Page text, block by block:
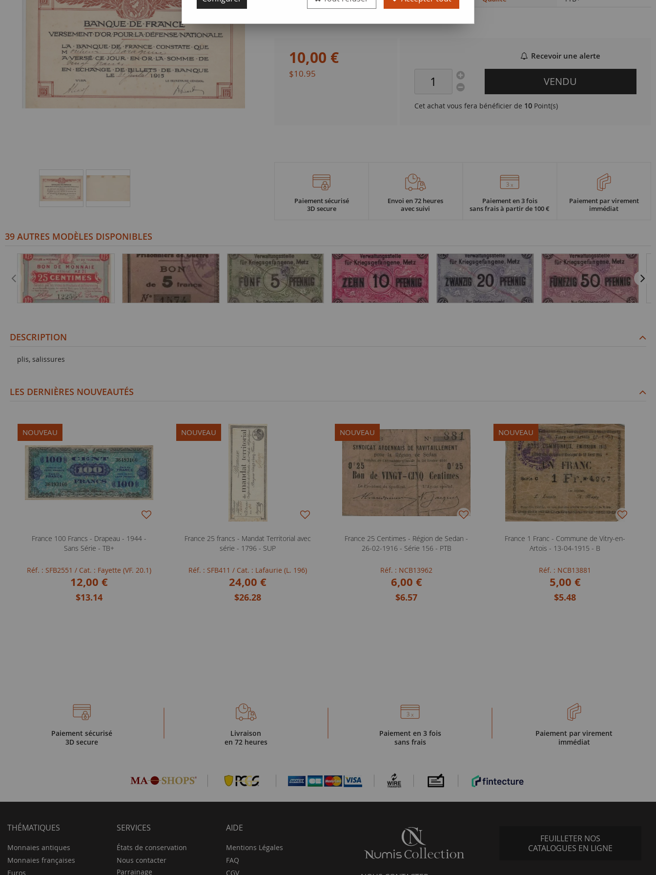
10,00 €
$10.95
Recevoir une alerte
VENDU
Cet achat vous fera bénéficier de 10 Point(s)
Paiement sécurisé
3D secure
Envoi en 72 heures
avec suivi
Paiement en 3 fois
sans frais à partir de 100 €
Paiement par virement
immédiat
39 AUTRES MODÈLES DISPONIBLES
DESCRIPTION
plis, salissures
LES DERNIÈRES NOUVEAUTÉS
NOUVEAU
France 100 Francs - Drapeau - 1944 -
Sans Série - TB+
Réf. : SFB2551 / Cat. : Fayette (VF. 20.1)
12,00 €
$13.14
NOUVEAU
France 25 francs - Mandat Territorial avec
série - 1796 - SUP
Réf. : SFB411 / Cat. : Lafaurie (L. 196)
24,00 €
$26.28
NOUVEAU
France 25 Centimes - Région de Sedan -
26-02-1916 - Série 156 - PTB
Réf. : NCB13962
6,00 €
$6.57
NOUVEAU
France 1 Franc - Commune de Vitry-en-
Artois - 13-04-1915 - B
Réf. : NCB13881
5,00 €
$5.48
Paiement sécurisé
3D secure
Livraison
en 72 heures
Paiement en 3 fois
sans frais
Paiement par virement
immédiat
THÉMATIQUES
Monnaies antiques
Monnaies françaises
Euros
SERVICES
États de conservation
Nous contacter
Parrainage
AIDE
Mentions Légales
FAQ
CGV
FEUILLETER NOS
CATALOGUES EN LIGNE